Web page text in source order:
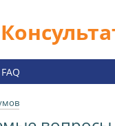
FAQ